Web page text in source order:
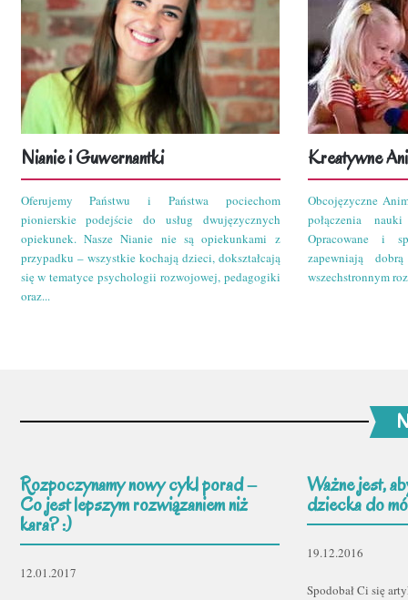
Nianie i Guwernantki
Oferujemy Państwu i Państwa pociechom
pionierskie podejście do usług dwujęzycznych
opiekunek. Nasze Nianie nie są opiekunkami z
przypadku – wszystkie kochają dzieci, dokształcają
się w tematyce psychologii rozwojowej, pedagogiki
oraz...
Kreatywne
Obcojęzyczne
połączenia
Opracowane i
zapewniają
wszechstronnym
Rozpoczynamy nowy cykl porad –
Co jest lepszym rozwiązaniem niż
kara? :)
12.01.2017
Ważne jest,
dziecka do
19.12.2016
Spodobał Ci się